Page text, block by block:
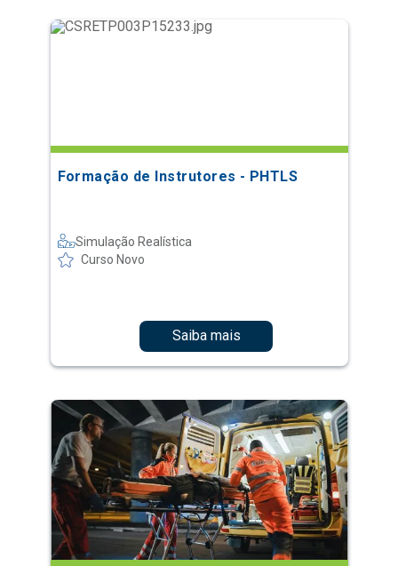
Formação de Instrutores - PHTLS
Simulação Realística
Curso Novo
Saiba mais